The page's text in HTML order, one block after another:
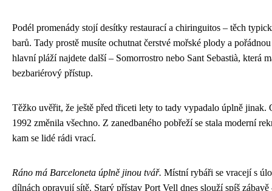
Podél promenády stojí desítky restaurací a chiringuitos – těch
barů. Tady prostě musíte ochutnat čerstvé mořské plody a
hlavní pláží najdete další – Somorrostro nebo Sant Sebastià, která
bezbariérový přístup.
Těžko uvěřit, že ještě před třiceti lety to tady vypadalo úplně jinak.
1992 změnila všechno. Z zanedbaného pobřeží se stala moderní
kam se lidé rádi vrací.
Ráno má Barceloneta úplně jinou tvář. Místní rybáři se vracejí s
dílnách opravují sítě. Starý přístav Port Vell dnes slouží spíš